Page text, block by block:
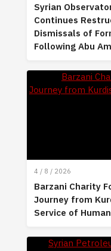
Syrian
Continues
Dismissals of
Following Abu
4 / 8 / 2026
Barzani Charity
Journey from
Service of